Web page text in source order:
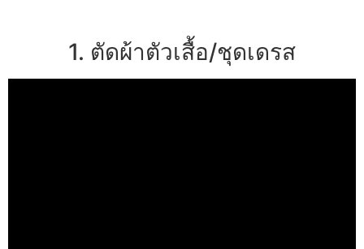
1. ตัดผ้าตัวเสื้อ/ชุดเดรส